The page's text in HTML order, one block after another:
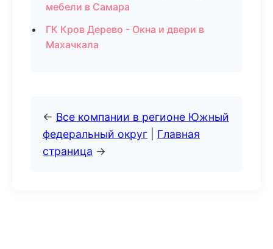
мебели в Самара
ГК Кров Дерево - Окна и двери в
Махачкала
← Все компании в регионе Южный
федеральный округ
Главная
страница →